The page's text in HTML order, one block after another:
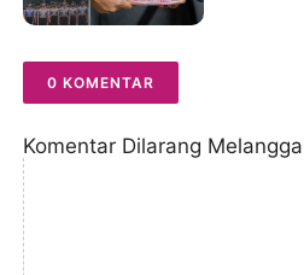
0 KOMENTAR
Komentar Dilarang